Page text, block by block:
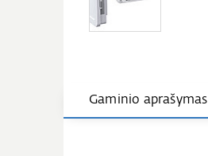
Gaminio aprašymas